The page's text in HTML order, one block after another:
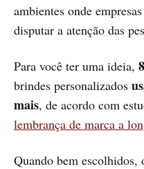
ambientes onde
disputar a atenção das
Para você ter uma ideia,
brindes personalizados
mais, de acordo com
lembrança de marca a
Quando bem escolhidos,